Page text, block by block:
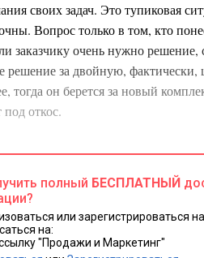
своих задач. Это тупиковая
Вопрос только в том, кто
заказчику очень нужно решение,
решение за двойную,
тогда он берется за новый
под откос.
стороны не ссорятся,
встречающимся видом IT-
предложение, быстрые
полный БЕСПЛАТНЫЙ
или зарегистрироваться
на:
"Продажи и Маркетинг"